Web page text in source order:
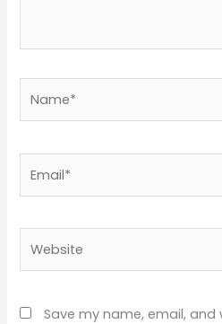
Save my name, email,